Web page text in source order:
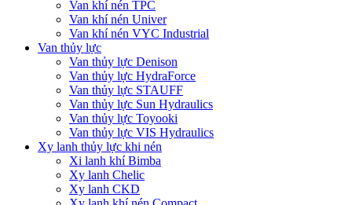
Van khí nén TPC
Van khí nén Univer
Van khí nén VYC Industrial
Van thủy lực
Van thủy lực Denison
Van thủy lực HydraForce
Van thủy lực STAUFF
Van thủy lực Sun Hydraulics
Van thủy lực Toyooki
Van thủy lực VIS Hydraulics
Xy lanh thủy lực khi nén
Xi lanh khí Bimba
Xy lanh Chelic
Xy lanh CKD